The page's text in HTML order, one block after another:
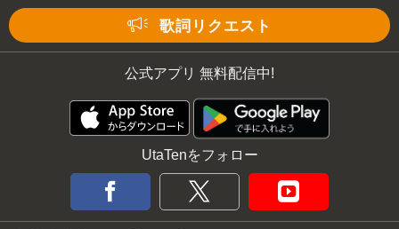
歌詞リクエスト
公式アプリ 無料配信中!
UtaTenをフォロー